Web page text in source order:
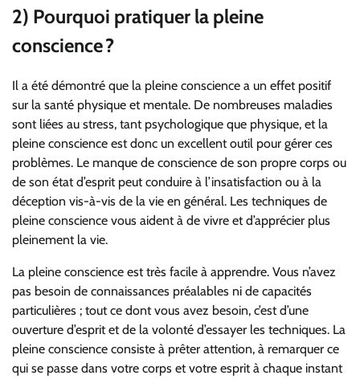
2) Pourquoi pratiquer la pleine
conscience ?
Il a été démontré que la pleine conscience a un effet positif
sur la santé physique et mentale. De nombreuses maladies
sont liées au stress, tant psychologique que physique, et la
pleine conscience est donc un excellent outil pour gérer ces
problèmes. Le manque de conscience de son propre corps ou
de son état d’esprit peut conduire à l’insatisfaction ou à la
déception vis-à-vis de la vie en général. Les techniques de
pleine conscience vous aident à de vivre et d’apprécier plus
pleinement la vie.
La pleine conscience est très facile à apprendre. Vous n’avez
pas besoin de connaissances préalables ni de capacités
particulières ; tout ce dont vous avez besoin, c’est d’une
ouverture d’esprit et de la volonté d’essayer les techniques. La
pleine conscience consiste à prêter attention, à remarquer ce
qui se passe dans votre corps et votre esprit à chaque instant